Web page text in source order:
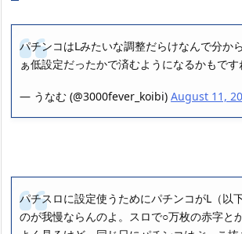
パチンコはLみたいな調整だらけなんで分か
ぁ低設定だったかで済むようになるかもです
— うなむ (@3000fever_koibi) August 11,
パチスロに設定使うためにパチンコがL（以
のが我慢ならんのよ。スロで○万枚の赤字と